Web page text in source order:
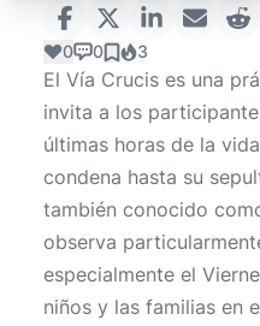
0 0 3
El Vía Crucis es una
invita a los
últimas horas de la
condena hasta su
también conocido
observa
especialmente el
niños y las familias en